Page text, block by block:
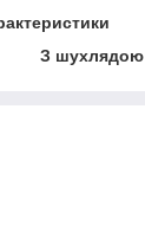
З шухлядою